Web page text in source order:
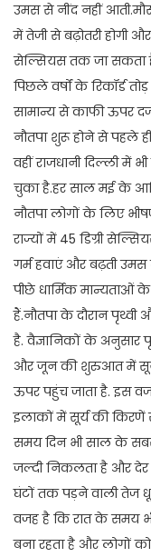
उमस से नींद नहीं
में तेजी से बढ़ोतरी होगी और
सेल्सियस तक जा सकता
पिछले वर्षों के रिकॉर्ड
सामान्य से काफी ऊपर
नौतपा शुरू होने से पहले
वहीं राजधानी दिल्ली में
चुका है.हर साल मई के
नौतपा लोगों के लिए
राज्यों में 45 डिग्री
गर्म हवाएं और बढ़ती
पीछे धार्मिक मान्यताओं
हैं.नौतपा के दौरान पृथ्वी
है. वैज्ञानिकों के अनुसार
और जून की शुरुआत में
ऊपर पहुंच जाता है. इस
इलाकों में सूर्य की किरणें
समय दिन भी साल के
जल्दी निकलता है और
घंटों तक पड़ने वाली तेज
वजह है कि रात के समय
बना रहता है और लोगों को